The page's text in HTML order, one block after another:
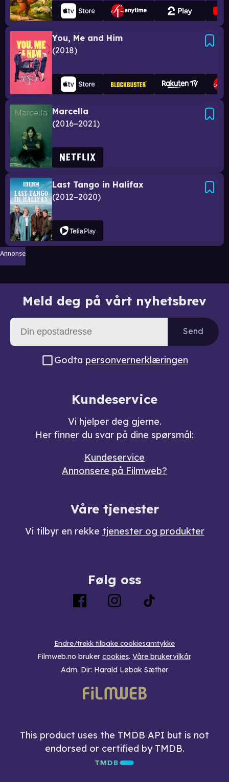
You, Me and Him
2018
Marcella
2016–2021
Last Tango in Halifax
2012–2020
Annonse
Meld deg på vårt nyhetsbrev
Send
Godta personvernerklæringen
Kundeservice
Vi hjelper deg gjerne.
Her finner du svar på dine spørsmål:
Kundeservice
Annonsere på Filmweb?
Våre tjenester
Vi tilbyr en rekke tjenester og produkter
Følg oss
Endre/trekk tilbake cookiesamtykke
Filmweb.no bruker cookies. Våre brukervilkår.
Adm. Dir: Harald Løbak Sæther
This product uses the TMDB API but is not
endorsed or certified by TMDB.